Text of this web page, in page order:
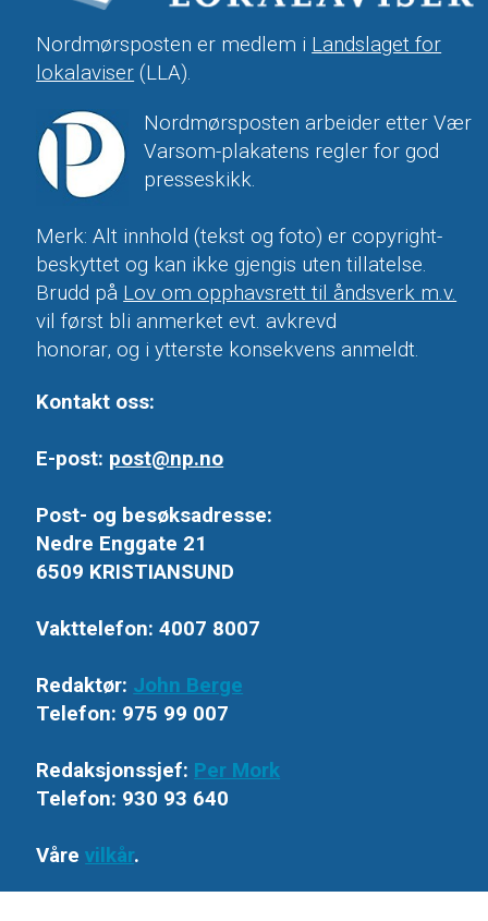
Nordmørsposten er medlem i Landslaget for
lokalaviser (LLA).
Nordmørsposten arbeider etter Vær
Varsom-plakatens regler for god
presseskikk.
Merk: Alt innhold (tekst og foto) er copyright-
beskyttet og kan ikke gjengis uten tillatelse.
Brudd på Lov om opphavsrett til åndsverk m.v.
vil først bli anmerket evt. avkrevd
honorar, og i ytterste konsekvens anmeldt.
Kontakt oss:
E-post: post@np.no
Post- og besøksadresse:
Nedre Enggate 21
6509 KRISTIANSUND
Vakttelefon: 4007 8007
Redaktør: John Berge
Telefon: 975 99 007
Redaksjonssjef: Per Mork
Telefon: 930 93 640
Vårevilkår.